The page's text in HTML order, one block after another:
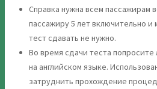
Справка нужна всем пассажирам
пассажиру 5 лет включительно
тест сдавать не нужно.
Во время сдачи теста попросите
на английском языке.
затруднить прохождение